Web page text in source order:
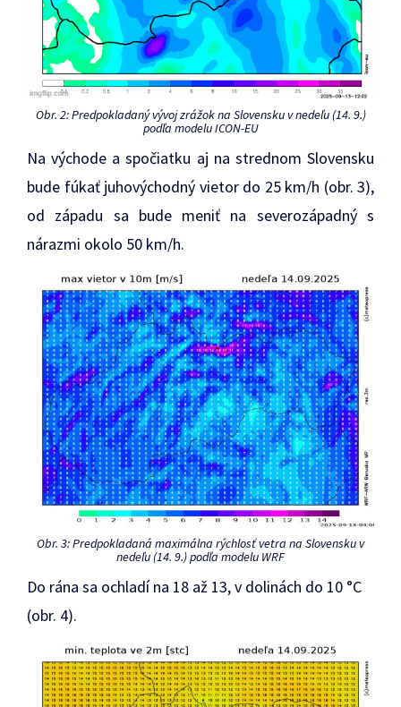
Obr. 2: Predpokladaný vývoj zrážok na Slovensku v nedeľu (14. 9.)
podľa modelu ICON-EU
Na východe a spočiatku aj na strednom Slovensku
bude fúkať juhovýchodný vietor do 25 km/h (obr. 3),
od západu sa bude meniť na severozápadný s
nárazmi okolo 50 km/h.
Obr. 3: Predpokladaná maximálna rýchlosť vetra na Slovensku v
nedeľu (14. 9.) podľa modelu WRF
Do rána sa ochladí na 18 až 13, v dolinách do 10 °C
(obr. 4).